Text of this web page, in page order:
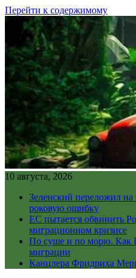
Перейти к содержимому
10 августа, 2026
Зеленский переложил
роковую ошибку
ЕС пытается обвинить
миграционном кризисе
По суше и по морю. Как
миграции
Канцлера Фридриха